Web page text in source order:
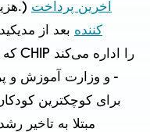
دلارهای محدود بخش C، هزینه هستند.) آخرین پرداخت
کننده بعد از
- و وزارت آموزش و
مبتلا به تاخیر